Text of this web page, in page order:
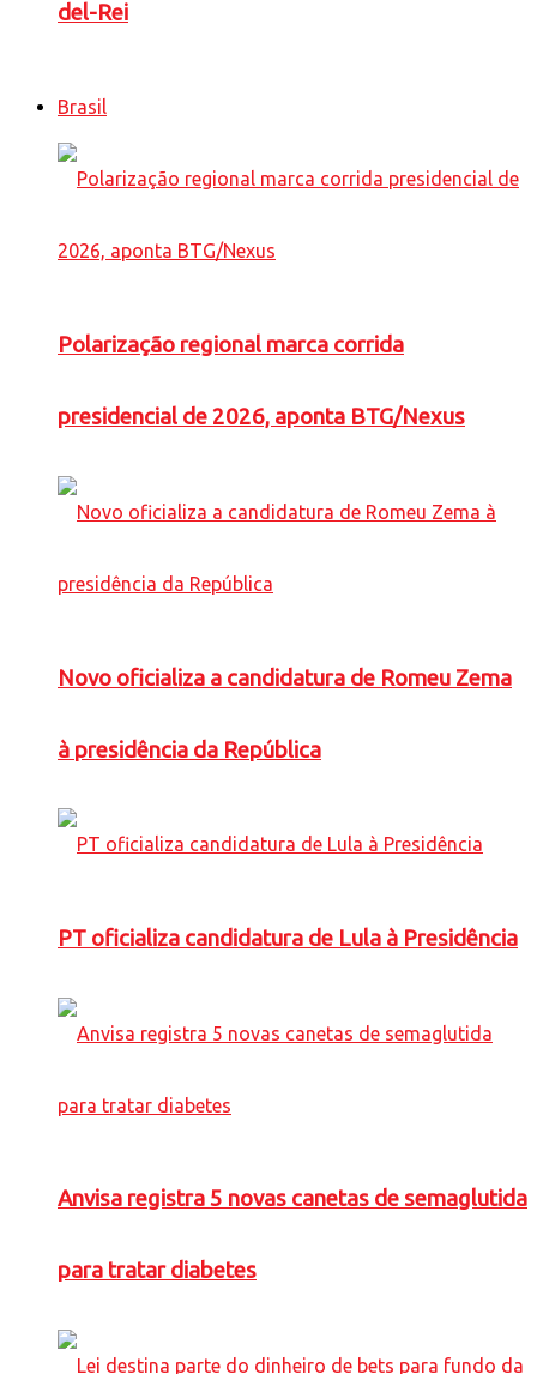
del-Rei
Brasil
Polarização regional marca corrida
presidencial de 2026, aponta BTG/Nexus
Novo oficializa a candidatura de Romeu Zema
à presidência da República
PT oficializa candidatura de Lula à Presidência
Anvisa registra 5 novas canetas de semaglutida
para tratar diabetes